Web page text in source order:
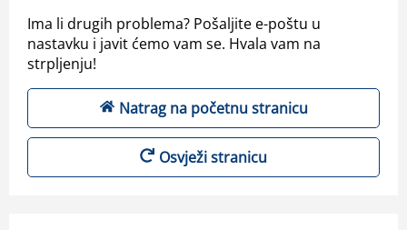
Ima li drugih problema? Pošaljite e-poštu u
nastavku i javit ćemo vam se. Hvala vam na
strpljenju!
Natrag na početnu stranicu
Osvježi stranicu